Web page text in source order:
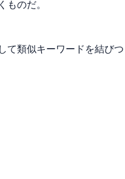
ものだ。
て類似キーワードを結びつ